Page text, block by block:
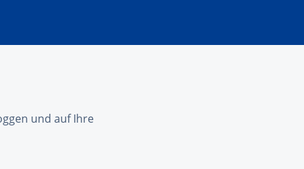
und auf Ihre